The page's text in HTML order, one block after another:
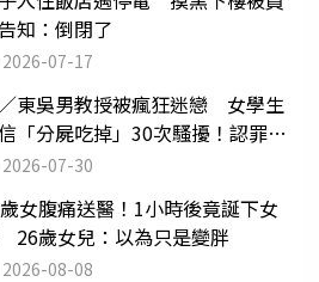
知：倒閉了
2026-07-17
東吳男教授被瘋狂迷戀 女學生
「分屍吃掉」30次騷擾！認罪免
2026-07-30
女腹痛送醫！1小時後竟誕下女
26歲女兒：以為只是變胖
2026-08-08